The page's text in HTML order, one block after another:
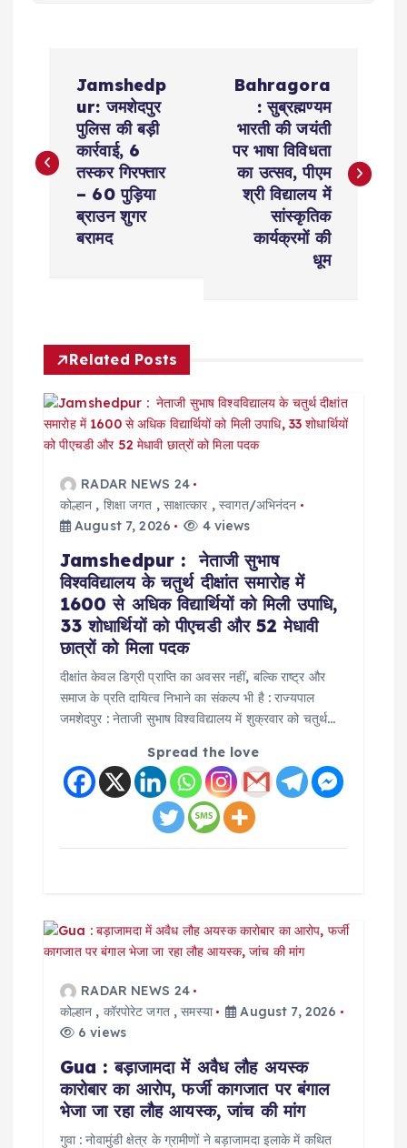
s
v
g
Jamshedp
ur: जमशेदपुर
पुलिस की बड़ी
कार्रवाई, 6
तस्कर गिरफ्तार
– 60 पुड़िया
ब्राउन शुगर
बरामद
Bahragora
: सुब्रह्मण्यम
भारती की जयंती
पर भाषा विविधता
का उत्सव, पीएम
श्री विद्यालय में
सांस्कृतिक
कार्यक्रमों की
धूम
Related Posts
RADAR NEWS 24
कोल्हान , शिक्षा जगत , साक्षात्कार ,स्वागत/अभिनंदन
August 7, 2026
4 views
Jamshedpur : नेताजी सुभाष
विश्वविद्यालय के चतुर्थ दीक्षांत समारोह में
1600 से अधिक विद्यार्थियों को मिली उपाधि,
33 शोधार्थियों को पीएचडी और 52 मेधावी
छात्रों को मिला पदक
दीक्षांत केवल डिग्री प्राप्ति का अवसर नहीं, बल्कि राष्ट्र और
समाज के प्रति दायित्व निभाने का संकल्प भी है : राज्यपाल
जमशेदपुर : नेताजी सुभाष विश्वविद्यालय में शुक्रवार को चतुर्थ…
Spread the love
RADAR NEWS 24
कोल्हान , कॉरपोरेट जगत,समस्या
August 7, 2026
6 views
Gua : बड़ाजामदा में अवैध लौह अयस्क
कारोबार का आरोप, फर्जी कागजात पर बंगाल
भेजा जा रहा लौह आयस्क, जांच की मांग
गुवा : नोवामुंडी क्षेत्र के ग्रामीणों ने बड़ाजामदा इलाके में कथित